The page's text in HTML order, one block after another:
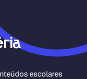
escolares